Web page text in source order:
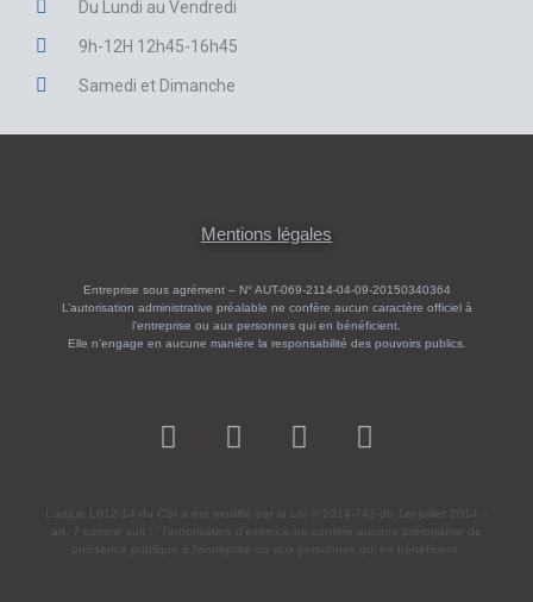
Du Lundi au Vendredi
9h-12H 12h45-16h45
Samedi et Dimanche
Mentions légales
Entreprise sous agrément – N° AUT-069-2114-04-09-20150340364
L’autorisation administrative préalable ne confère aucun caractère officiel à
l’entreprise ou aux personnes qui en bénéficient.
Elle n’engage en aucune manière la responsabilité des pouvoirs publics.
L’article L612-14 du CSI a été modifié par la Loi n°2014-742 du 1er juillet 2014 –
art. 7 comme suit : ” l’autorisation d’exercice ne confère aucune prérogative de
puissance publique à l’entreprise ou aux personnes qui en bénéficient.